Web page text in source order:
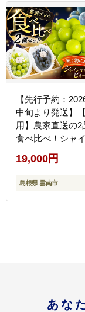
【先行予約：
中旬より発送】
用】農家直送の2
食べ比べ！シャ
スカット 1房 ピ
房（約950g）秀
粧箱入り 島根県
19,000円
島根県 雲南市
あな